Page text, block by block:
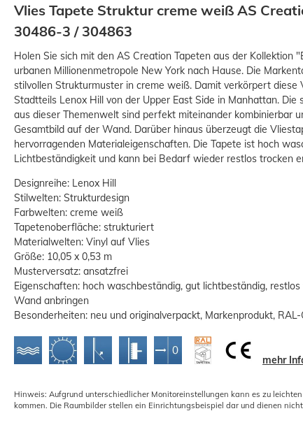
Vlies Tapete Struktur creme weiß AS
30486-3 / 304863
Holen Sie sich mit den AS Creation Tapeten aus der Kollektion
urbanen Millionenmetropole New York nach Hause. Die
stilvollen Strukturmuster in creme weiß. Damit verkörpert diese
Stadtteils Lenox Hill von der Upper East Side in Manhattan.
aus dieser Themenwelt sind perfekt miteinander kombinierbar
Gesamtbild auf der Wand. Darüber hinaus überzeugt die
hervorragenden Materialeigenschaften. Die Tapete ist hoch
Lichtbeständigkeit und kann bei Bedarf wieder restlos trocken
Designreihe: Lenox Hill
Stilwelten: Strukturdesign
Farbwelten: creme weiß
Tapetenoberfläche: strukturiert
Materialwelten: Vinyl auf Vlies
Größe: 10,05 x 0,53 m
Musterversatz: ansatzfrei
Eigenschaften: hoch waschbeständig, gut lichtbeständig,
Wand anbringen
Besonderheiten: neu und originalverpackt, Markenprodukt,
mehr
Hinweis: Aufgrund unterschiedlicher Monitoreinstellungen kann es zu
kommen. Die Raumbilder stellen ein Einrichtungsbeispiel dar und dienen
Tapezierset mit Tapeten Vlieskleister
12,17 €
Grundpreis: 12,17 € / Stück